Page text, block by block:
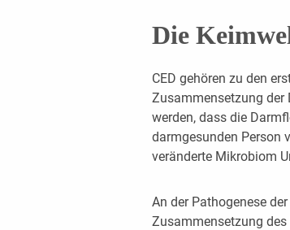
Die
CED gehören zu den
Zusammensetzung der
werden, dass die
darmgesunden Person
veränderte Mikrobiom
An der Pathogenese
Zusammensetzung